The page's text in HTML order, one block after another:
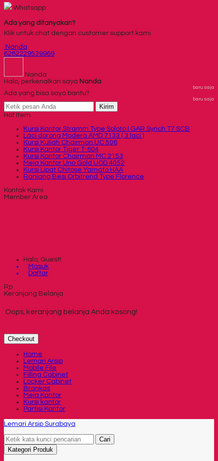
Whatsapp
Ada yang ditanyakan?
Klik untuk chat dengan customer support kami
Nanda
6282229539969
Nanda
Halo, perkenalkan saya Nanda
baru saja
Ada yang bisa saya bantu?
baru saja
Kirim
Hot Item
Kursi Kantor Stramm Type Soloto I GAR Synch T7 SCB
Laci dorong Modera AMD 7133 ( 3 laci )
Kursi Kuliah Chairman UC 506
Kursi Kantor Tiger T-804
Kursi Kantor Chairman MC 2153
Meja Kantor Uno Gold UOD 4052
Kursi Lipat Chitose Yamato HAA
Ranjang Besi Orbitrend Type Florence
Kontak Kami
Member Area
Halo, Guest!
Masuk
Daftar
Rp
Keranjang Belanja
Oops, keranjang belanja Anda kosong!
Checkout
Home
Lemari Arsip
Mobile File
Filling Cabinet
Locker Cabinet
Brankas
Meja Kantor
Kursi kantor
Partisi Kantor
Lemari Arsip Surabaya
Cari
Kategori Produk